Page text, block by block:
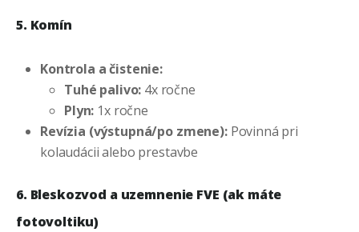
5. Komín
Kontrola a čistenie:
Tuhé palivo: 4x ročne
Plyn: 1x ročne
Revízia (výstupná/po zmene):Povinná pri
kolaudácii alebo prestavbe
6. Bleskozvod a uzemnenie FVE (ak máte
fotovoltiku)